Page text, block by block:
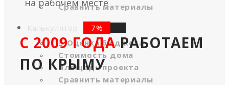
Сравнить материалы
Калькулятор
Оценка бюджета
Стоимость дома
Площадь проекта
Сравнить материалы
С 2009 ГОДАРАБОТАЕМ
ПО КРЫМУ